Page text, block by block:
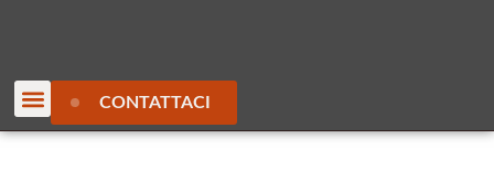
CONTATTACI